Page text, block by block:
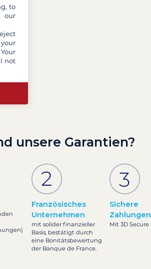
unsere Garantien?
Französisches
Unternehmen
mit solider finanzieller
Basis, bestätigt durch
eine Bonitätsbewertung
der Banque de France.
Sichere
Zahlungen
Mit 3D Secure
to
our
not